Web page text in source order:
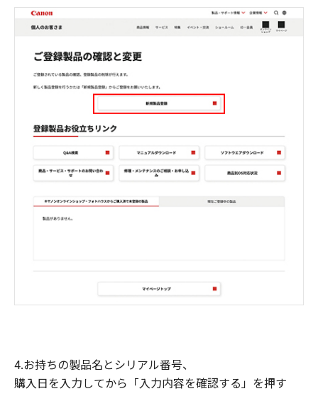
4.お持ちの製品名とシリアル番号、
購入日を入力してから「入力内容を確認する」を押す